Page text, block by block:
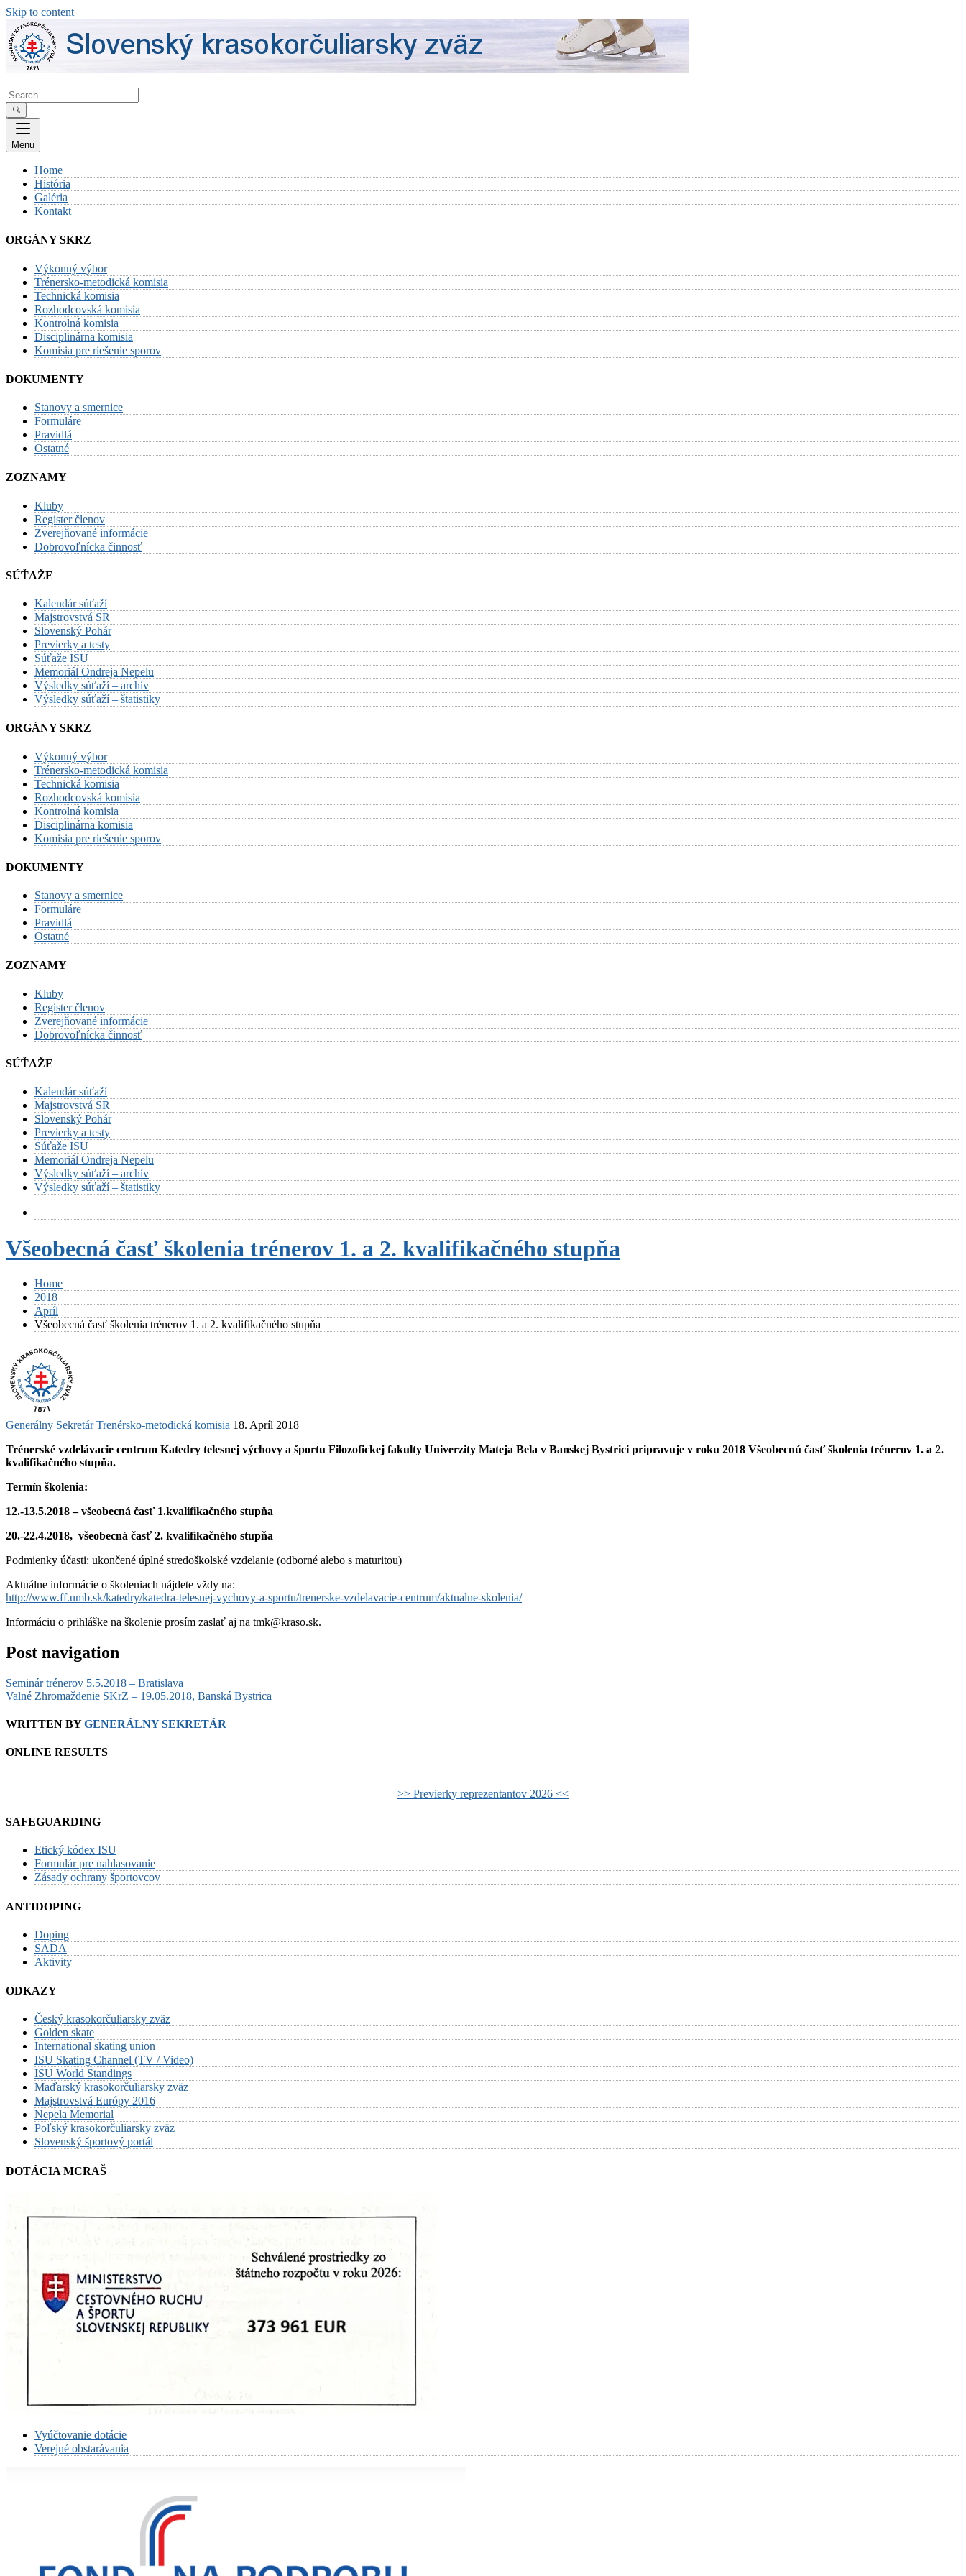
Skip to content
Menu
Home
História
Galéria
Kontakt
ORGÁNY SKRZ
Výkonný výbor
Trénersko-metodická komisia
Technická komisia
Rozhodcovská komisia
Kontrolná komisia
Disciplinárna komisia
Komisia pre riešenie sporov
DOKUMENTY
Stanovy a smernice
Formuláre
Pravidlá
Ostatné
ZOZNAMY
Kluby
Register členov
Zverejňované informácie
Dobrovoľnícka činnosť
SÚŤAŽE
Kalendár súťaží
Majstrovstvá SR
Slovenský Pohár
Previerky a testy
Súťaže ISU
Memoriál Ondreja Nepelu
Výsledky súťaží – archív
Výsledky súťaží – štatistiky
ORGÁNY SKRZ
Výkonný výbor
Trénersko-metodická komisia
Technická komisia
Rozhodcovská komisia
Kontrolná komisia
Disciplinárna komisia
Komisia pre riešenie sporov
DOKUMENTY
Stanovy a smernice
Formuláre
Pravidlá
Ostatné
ZOZNAMY
Kluby
Register členov
Zverejňované informácie
Dobrovoľnícka činnosť
SÚŤAŽE
Kalendár súťaží
Majstrovstvá SR
Slovenský Pohár
Previerky a testy
Súťaže ISU
Memoriál Ondreja Nepelu
Výsledky súťaží – archív
Výsledky súťaží – štatistiky
Všeobecná časť školenia trénerov 1. a 2. kvalifikačného stupňa
Home
2018
Apríl
Všeobecná časť školenia trénerov 1. a 2. kvalifikačného stupňa
Generálny Sekretár Trenérsko-metodická komisia 18. Apríl 2018
Trénerské vzdelávacie centrum Katedry telesnej výchovy a športu Filozofickej fakulty Univerzity Mateja Bela v Banskej Bystrici pripravuje v roku 2018 Všeobecnú časť školenia trénerov 1. a 2.
kvalifikačného stupňa.
Termín školenia:
12.-13.5.2018 – všeobecná časť 1.kvalifikačného stupňa
20.-22.4.2018, všeobecná časť 2. kvalifikačného stupňa
Podmienky účasti: ukončené úplné stredoškolské vzdelanie (odborné alebo s maturitou)
Aktuálne informácie o školeniach nájdete vždy na:
http://www.ff.umb.sk/katedry/katedra-telesnej-vychovy-a-sportu/trenerske-vzdelavacie-centrum/aktualne-skolenia/
Informáciu o prihláške na školenie prosím zaslať aj na tmk@kraso.sk.
Post navigation
Seminár trénerov 5.5.2018 – Bratislava
Valné Zhromaždenie SKrZ – 19.05.2018, Banská Bystrica
WRITTEN BYGENERÁLNY SEKRETÁR
ONLINE RESULTS
>> Previerky reprezentantov 2026 <<
SAFEGUARDING
Etický kódex ISU
Formulár pre nahlasovanie
Zásady ochrany športovcov
ANTIDOPING
Doping
SADA
Aktivity
ODKAZY
Český krasokorčuliarsky zväz
Golden skate
International skating union
ISU Skating Channel (TV / Video)
ISU World Standings
Maďarský krasokorčuliarsky zväz
Majstrovstvá Európy 2016
Nepela Memorial
Poľský krasokorčuliarsky zväz
Slovenský športový portál
DOTÁCIA MCRAŠ
Vyúčtovanie dotácie
Verejné obstarávania